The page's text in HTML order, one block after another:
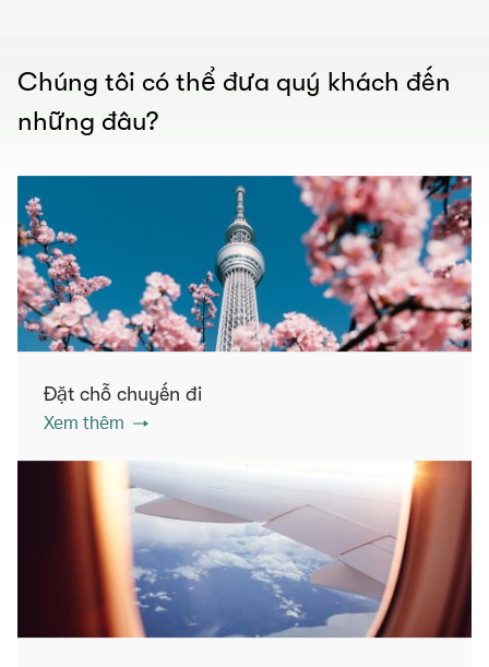
Chúng tôi có thể đưa quý khách đến
những đâu?
Đặt chỗ chuyến đi
Xem thêm